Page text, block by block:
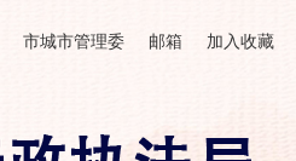
市城市管理委 邮箱 加入收藏